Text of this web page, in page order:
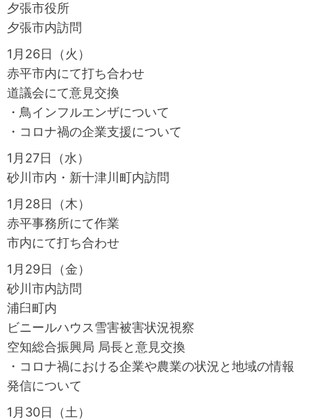
夕張市役所
夕張市内訪問
1月26日（火）
赤平市内にて打ち合わせ
道議会にて意見交換
・鳥インフルエンザについて
・コロナ禍の企業支援について
1月27日（水）
砂川市内・新十津川町内訪問
1月28日（木）
赤平事務所にて作業
市内にて打ち合わせ
1月29日（金）
砂川市内訪問
浦臼町内
ビニールハウス雪害被害状況視察
空知総合振興局 局長と意見交換
・コロナ禍における企業や農業の状況と地域の情報
発信について
1月30日（土）